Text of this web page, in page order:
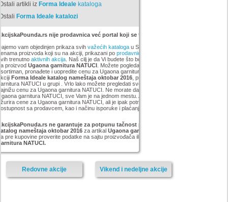
artikli iz Forma Idealekataloga
Forma Ideale katalozi
nije prodavnica već portal koji se trudi da uštedi vaš novac.
vam objedinjen prikaza svih važećih katalogau Srbiji, sa popustima i sniženim
proizvoda koji su na akciji, prikazani po prodavnicama
trenutno aktivnih akcija. Naš cilj je da Vi budete što bolje informisani o popustima i ceni
proizvod Ugaona garnitura NATUCI. Možete pogledati kompletan
pronađete i uopredite cenu za Ugaona garnitura NATUCI koji smo mi pronašli na
Forma Ideale katalog nameštaja oktobar 2016, pronađete najjeftiniji Ugaona
NATUCI u grupi . Vrlo lako možete pregledati sve proizvode iz kategorije
cenu za Ugaona garnitura NATUCI. Ne morate da pretražujete sve sajtove za artikal
garnitura NATUCI, sve Vam je na jednom mestu. AkcijskaPonuda.rs svakodnevno
cene za Ugaona garnitura NATUCI, ali je ipak potrebno da proverite cenu i
sa prodavcem, kao i načinu isporuke i plaćanja.
ne garantuje za potpunu tačnost podataka iz akcije Forma Ideale
nameštaja oktobar 2016za artikal Ugaona garnitura NATUCI
pre kupovine proverite podatke na sajtu proizvođača ili prodavnice za proizvod
NATUCI.
Vikend i nedeljne akcije
Redovne akcije